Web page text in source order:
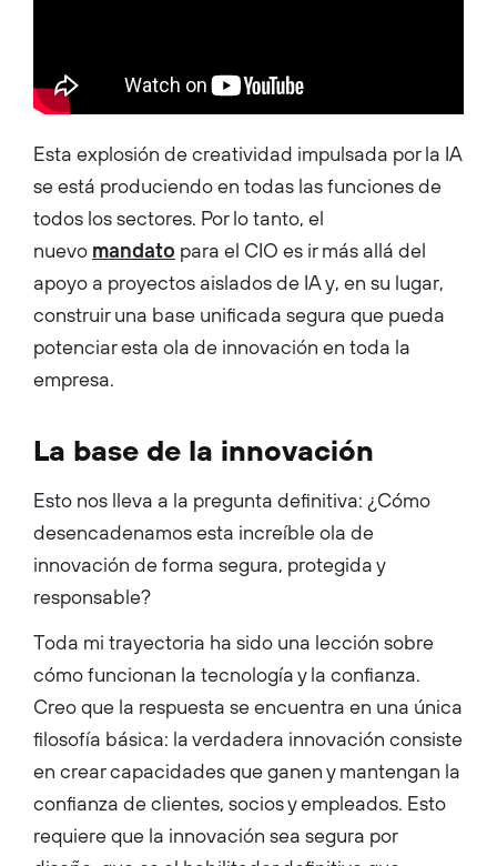
Esta explosión de creatividad impulsada por la IA
se está produciendo en todas las funciones de
todos los sectores. Por lo tanto, el
nuevo mandato para el CIO es ir más allá del
apoyo a proyectos aislados de IA y, en su lugar,
construir una base unificada segura que pueda
potenciar esta ola de innovación en toda la
empresa.
La base de la innovación
Esto nos lleva a la pregunta definitiva: ¿Cómo
desencadenamos esta increíble ola de
innovación de forma segura, protegida y
responsable?
Toda mi trayectoria ha sido una lección sobre
cómo funcionan la tecnología y la confianza.
Creo que la respuesta se encuentra en una única
filosofía básica: la verdadera innovación consiste
en crear capacidades que ganen y mantengan la
confianza de clientes, socios y empleados. Esto
requiere que la innovación sea segura por